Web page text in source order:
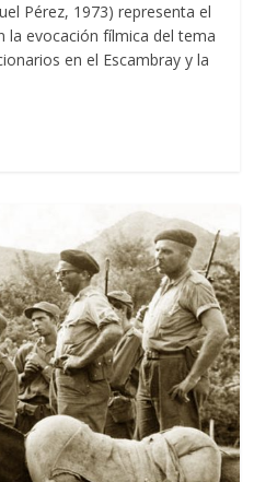
Pérez, 1973) representa el
la evocación fílmica del tema
en el Escambray y la